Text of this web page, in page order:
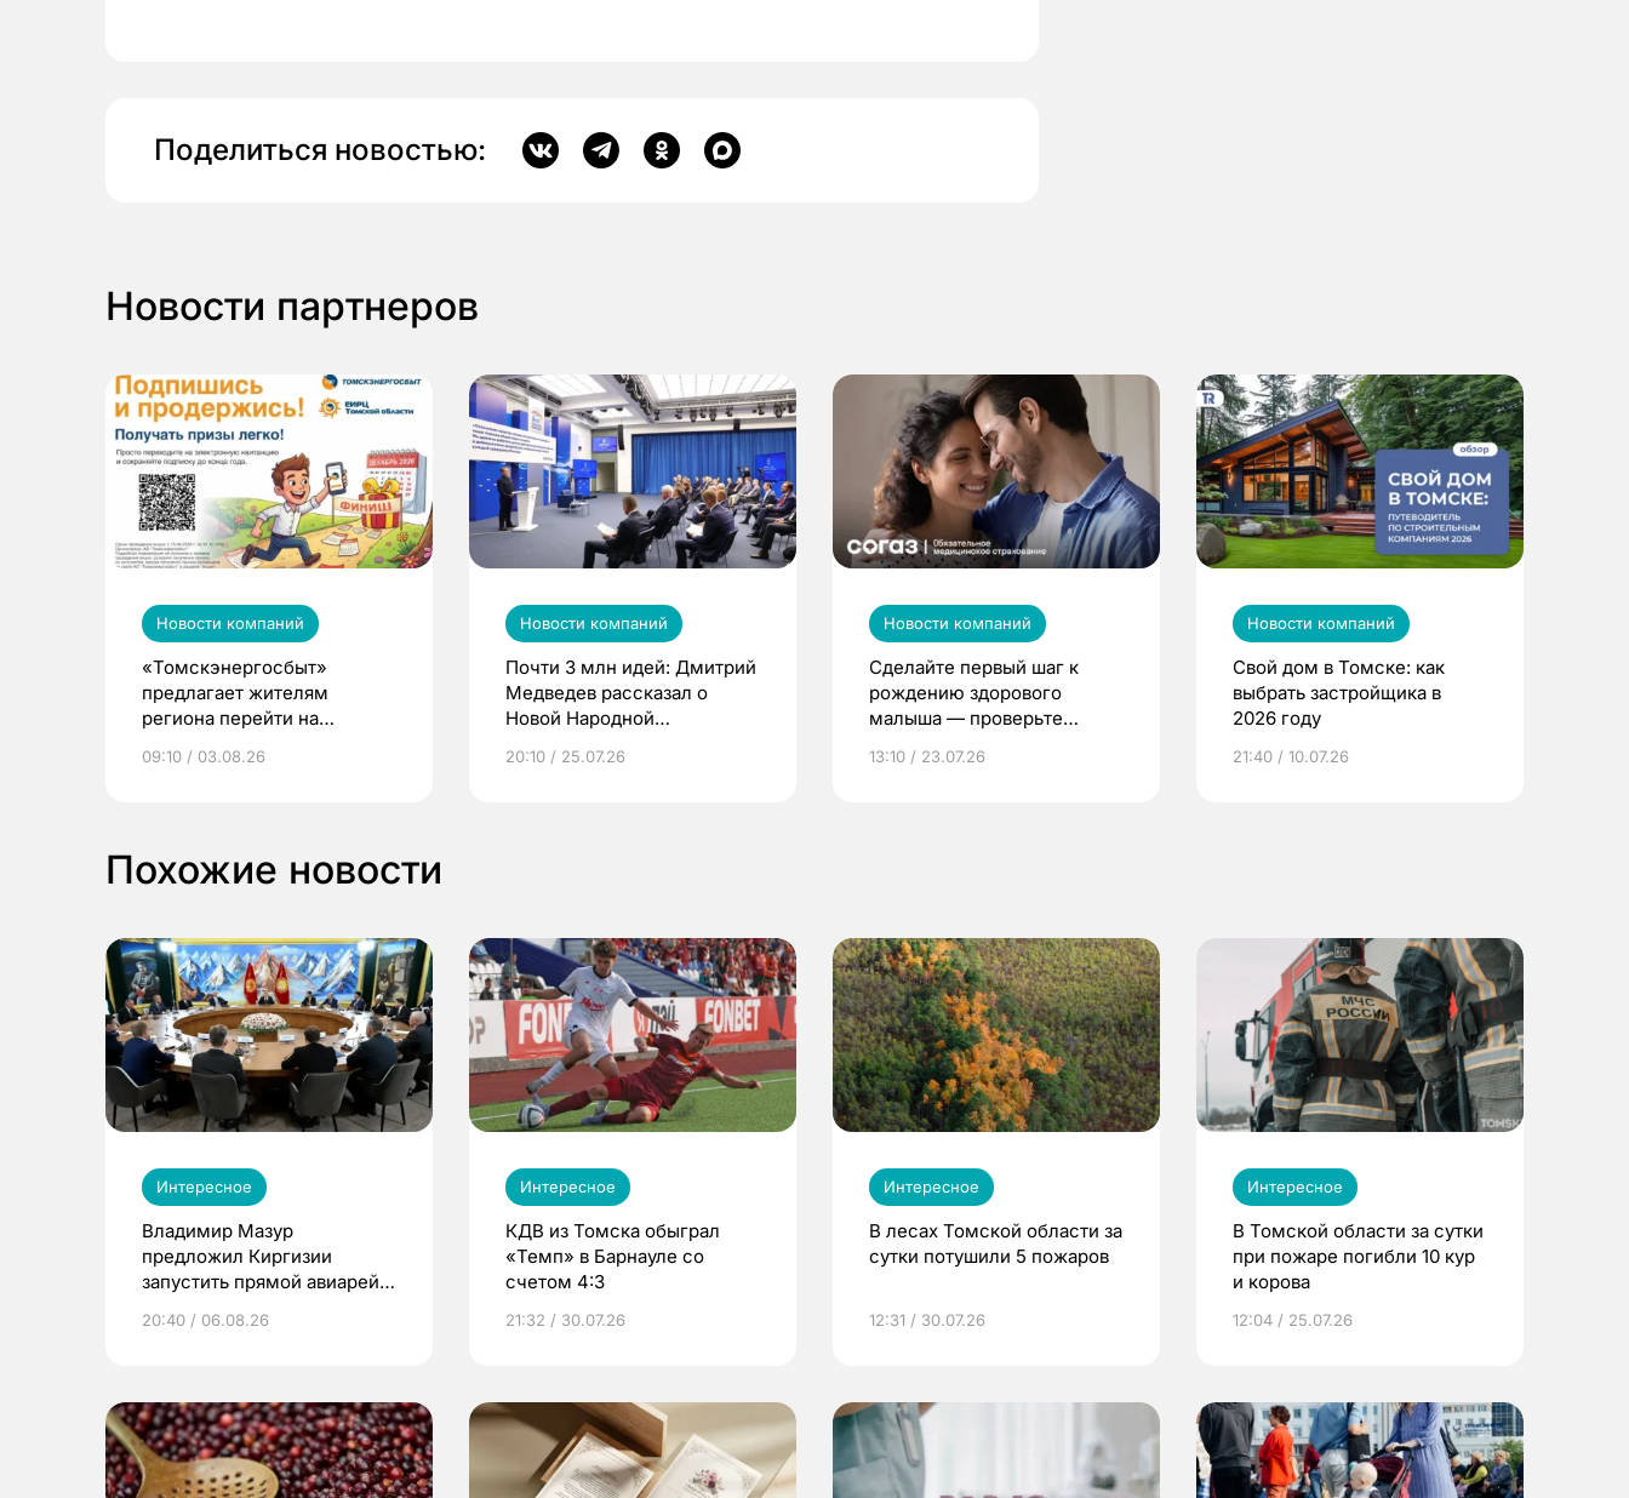
Поделиться новостью:
Новости партнеров
Новости компаний
«Томскэнергосбыт»
предлагает жителям
региона перейти на
выиграть призы
09:10 / 03.08.26
Новости компаний
Почти 3 млн идей: Дмитрий
Медведев рассказал о
Новой Народной
20:10 / 25.07.26
Новости компаний
Сделайте первый шаг к
рождению здорового
малыша — проверьте
по ОМС!
13:10 / 23.07.26
Новости компаний
Свой дом в Томске: как
выбрать застройщика в
2026 году
21:40 / 10.07.26
Похожие новости
Интересное
Владимир Мазур
предложил Киргизии
запустить прямой авиарейс
20:40 / 06.08.26
Интересное
КДВ из Томска обыграл
«Темп» в Барнауле со
счетом 4:3
21:32 / 30.07.26
Интересное
В лесах Томской области за
сутки потушили 5 пожаров
12:31 / 30.07.26
Интересное
В Томской области за сутки
при пожаре погибли 10 кур
и корова
12:04 / 25.07.26